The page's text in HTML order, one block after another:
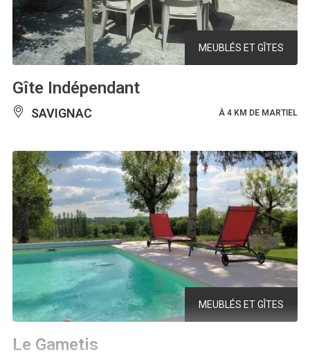
MEUBLÉS ET GÎTES
Gîte Indépendant
SAVIGNAC À 4 KM DE MARTIEL
MEUBLÉS ET GÎTES
Le Gametis